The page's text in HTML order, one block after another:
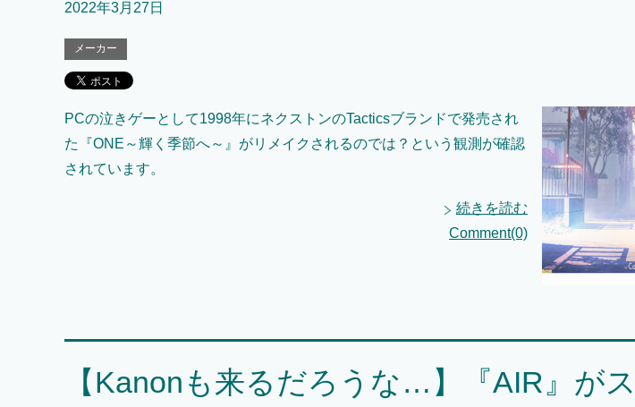
2022年3月27日
メーカー
PCの泣きゲーとして1998年にネクストンのTacticsブランドで発売され
た『ONE～輝く季節へ～』がリメイクされるのでは？という観測が確認
されています。
続きを読む
Comment(0)
【Kanonも来るだろうな…】『AIR』が